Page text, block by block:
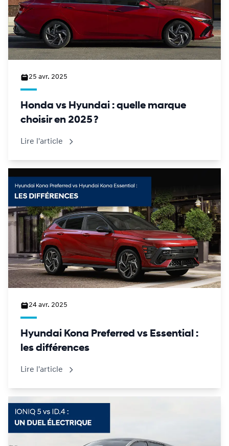
25 avr. 2025
Honda vs Hyundai : quelle marque
choisir en 2025 ?
Lire l'article
24 avr. 2025
Hyundai Kona Preferred vs Essential :
les différences
Lire l'article